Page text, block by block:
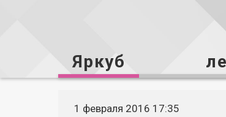
Яркуб
1 февраля 2016 17:35